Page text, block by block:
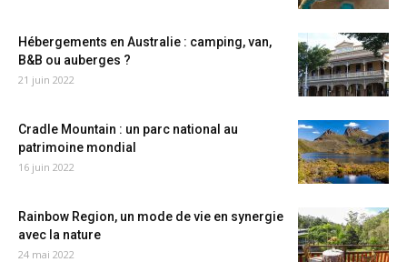
Hébergements en Australie : camping, van,
B&B ou auberges ?
21 juin 2022
Cradle Mountain : un parc national au
patrimoine mondial
16 juin 2022
Rainbow Region, un mode de vie en synergie
avec la nature
24 mai 2022